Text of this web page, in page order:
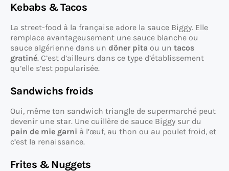
Kebabs & Tacos
La street-food à la française adore la sauce Biggy. Elle
remplace avantageusement une sauce blanche ou
sauce algérienne dans un döner pita ou un tacos
gratiné. C’est d’ailleurs dans ce type d’établissement
qu’elle s’est popularisée.
Sandwichs froids
Oui, même ton sandwich triangle de supermarché peut
devenir une star. Une cuillère de sauce Biggy sur du
pain de mie garni à l’œuf, au thon ou au poulet froid, et
c’est la renaissance.
Frites & Nuggets